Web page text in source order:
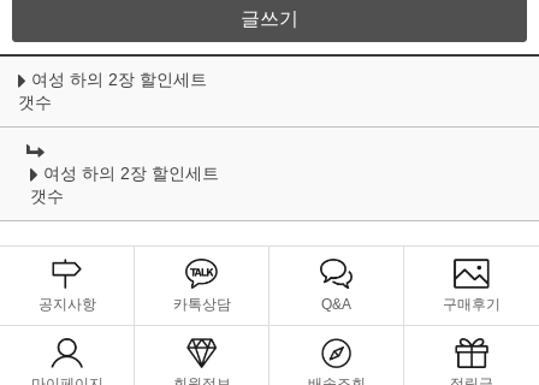
글쓰기
여성 하의 2장 할인세트
갯수
여성 하의 2장 할인세트
갯수
공지사항 카톡상담 Q&A 구매후기